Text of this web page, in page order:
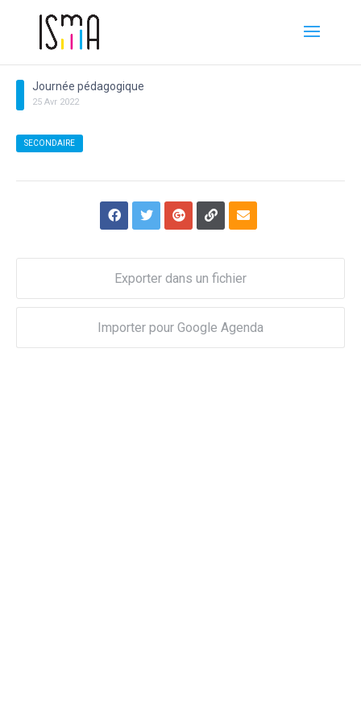
Journée pédagogique
25 Avr 2022
SECONDAIRE
Exporter dans un fichier
Importer pour Google Agenda